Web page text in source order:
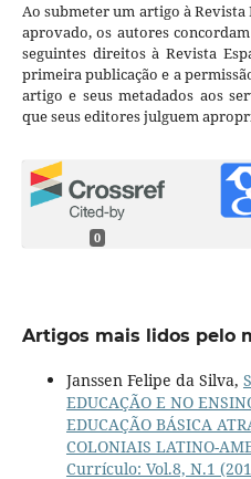
Ao submeter um artigo à Revista
aprovado, os autores
seguintes direitos à Revista
primeira publicação e a
artigo e seus metadados aos
que seus editores julguem
0
Artigos mais lidos pelo
Janssen Felipe da Silva,
EDUCAÇÃO E NO
EDUCAÇÃO BÁSICA
COLONIAIS LATINO-
Currículo: Vol.8, N.1